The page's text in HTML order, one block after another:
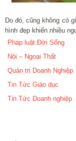
Do đó, cũng không có
hình đẹp khiến nhiều
Pháp luật Đời Sống
Nội – Ngoại Thất
Quản trị Doanh Nghiệp
Tin Tức Giáo dục
Tin Tức Doanh nghiệp